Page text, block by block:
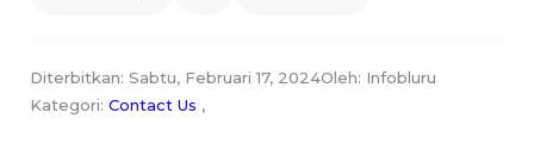
Diterbitkan: Sabtu, Februari 17, 2024Oleh: Infobluru
Kategori: Contact Us ,